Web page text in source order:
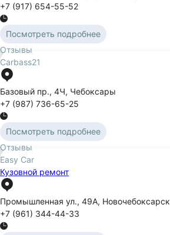
+7 (917) 654-55-52
Посмотреть подробнее
Отзывы
Carbass21
Базовый пр., 4Ч, Чебоксары
+7 (987) 736-65-25
Посмотреть подробнее
Отзывы
Easy Car
Кузовной ремонт
Промышленная ул., 49А, Новочебоксарск
+7 (961) 344-44-33